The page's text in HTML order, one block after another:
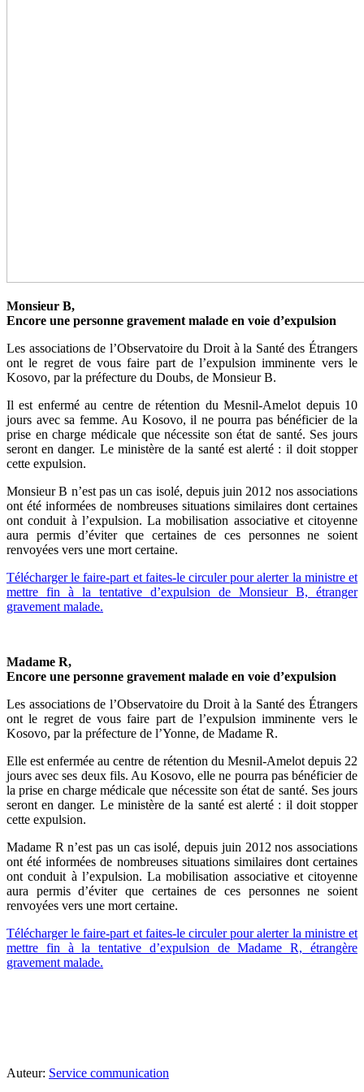
Monsieur B,
Encore une personne gravement malade en voie d’expulsion
Les associations de l’Observatoire du Droit à la Santé des Étrangers
ont le regret de vous faire part de l’expulsion imminente vers le
Kosovo, par la préfecture du Doubs, de Monsieur B.
Il est enfermé au centre de rétention du Mesnil-Amelot depuis 10
jours avec sa femme. Au Kosovo, il ne pourra pas bénéficier de la
prise en charge médicale que nécessite son état de santé. Ses jours
seront en danger. Le ministère de la santé est alerté : il doit stopper
cette expulsion.
Monsieur B n’est pas un cas isolé, depuis juin 2012 nos associations
ont été informées de nombreuses situations similaires dont certaines
ont conduit à l’expulsion. La mobilisation associative et citoyenne
aura permis d’éviter que certaines de ces personnes ne soient
renvoyées vers une mort certaine.
Télécharger le faire-part et faites-le circuler pour alerter la ministre et
mettre fin à la tentative d’expulsion de Monsieur B, étranger
gravement malade.
Madame R,
Encore une personne gravement malade en voie d’expulsion
Les associations de l’Observatoire du Droit à la Santé des Étrangers
ont le regret de vous faire part de l’expulsion imminente vers le
Kosovo, par la préfecture de l’Yonne, de Madame R.
Elle est enfermée au centre de rétention du Mesnil-Amelot depuis 22
jours avec ses deux fils. Au Kosovo, elle ne pourra pas bénéficier de
la prise en charge médicale que nécessite son état de santé. Ses jours
seront en danger. Le ministère de la santé est alerté : il doit stopper
cette expulsion.
Madame R n’est pas un cas isolé, depuis juin 2012 nos associations
ont été informées de nombreuses situations similaires dont certaines
ont conduit à l’expulsion. La mobilisation associative et citoyenne
aura permis d’éviter que certaines de ces personnes ne soient
renvoyées vers une mort certaine.
Télécharger le faire-part et faites-le circuler pour alerter la ministre et
mettre fin à la tentative d’expulsion de Madame R, étrangère
gravement malade.
Auteur: Service communication